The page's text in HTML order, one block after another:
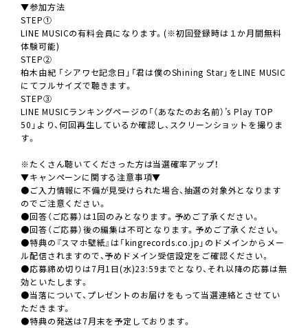
▼参加方法
STEP①
LINE MUSICの有料会員になります。(※初回登録時は１か月間無料
体験可能)
STEP②
柏木由紀 「シアワセ記念日」「君は僕のShining Star」をLINE MUSIC
にてフルサイズで聴きます。
STEP③
LINE MUSICランキングページの「（あなたのお名前）’s Play TOP
50」より、何回再生しているか確認し、スクリーンショットを撮りま
す。
※たくさん聴いてくださった方は当選確率アップ！
▼キャンペーンに関する注意事項▼
●ご入力情報に不備が見受けられた場合、抽選の対象外となります
のでご注意ください。
●回答（ご応募）は1回のみとなります。予めご了承ください。
●回答（ご応募）後の編集は不可となります。予めご了承ください。
●特典の『スマホ壁紙』は「kingrecords.co.jp」のドメインからメー
ル配信されますので、予めドメイン受信設定をご確認ください。
●応募締め切りは7月1日(水)23:59までとなり、それ以降の応募は無
効といたします。
●当落について、プレゼントのお届けをもって当選連絡とさせてい
ただきます。
●特典の発送は7月末を予定しております。